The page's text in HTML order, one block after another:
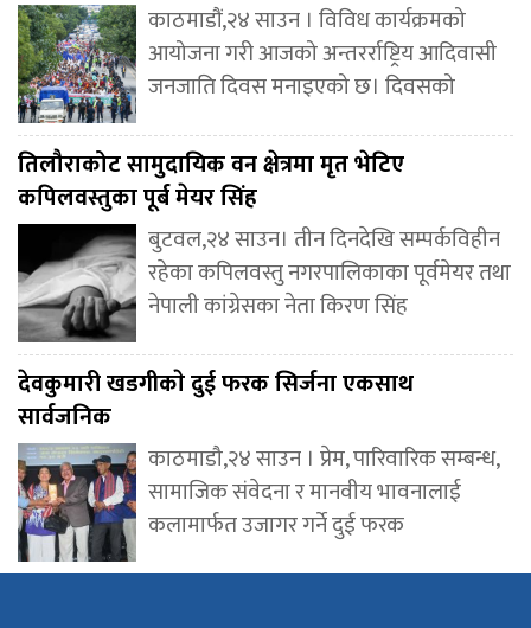
काठमाडौं,२४ साउन । विविध कार्यक्रमको
आयोजना गरी आजको अन्तरर्राष्ट्रिय आदिवासी
जनजाति दिवस मनाइएको छ। दिवसको
तिलौराकोट सामुदायिक वन क्षेत्रमा मृत भेटिए
कपिलवस्तुका पूर्ब मेयर सिंह
बुटवल,२४ साउन। तीन दिनदेखि सम्पर्कविहीन
रहेका कपिलवस्तु नगरपालिकाका पूर्वमेयर तथा
नेपाली कांग्रेसका नेता किरण सिंह
देवकुमारी खडगीकाे दुई फरक सिर्जना एकसाथ
सार्वजनिक
काठमाडौ,२४ साउन । प्रेम, पारिवारिक सम्बन्ध,
सामाजिक संवेदना र मानवीय भावनालाई
कलामार्फत उजागर गर्ने दुई फरक